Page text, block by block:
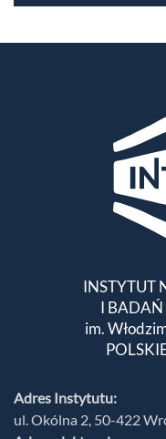
INSTYTUT
I BADAŃ
im.
Adres Instytutu:
ul. Okólna 2, 50-422